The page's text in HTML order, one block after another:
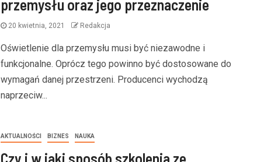
przemysłu oraz jego przeznaczenie
20 kwietnia, 2021 Redakcja
Oświetlenie dla przemysłu musi być niezawodne i
funkcjonalne. Oprócz tego powinno być dostosowane do
wymagań danej przestrzeni. Producenci wychodzą
naprzeciw...
AKTUALNOŚCI BIZNES NAUKA
Czy i w jaki sposób szkolenia ze